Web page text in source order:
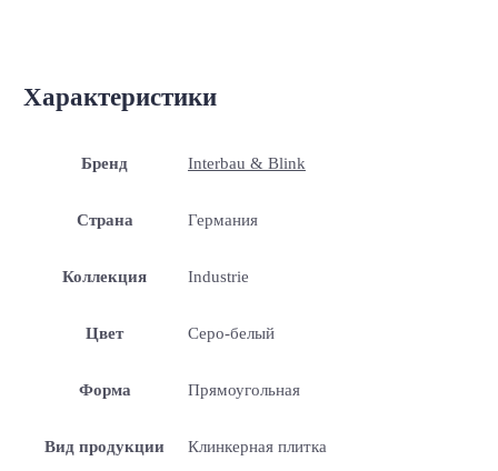
Характеристики
Бренд Interbau & Blink
Страна Германия
Коллекция Industrie
Цвет Серо-белый
Форма Прямоугольная
Вид продукции Клинкерная плитка